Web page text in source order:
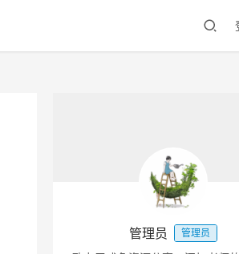
管理员 管理员